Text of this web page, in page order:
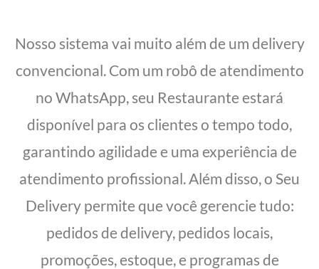
Nosso sistema vai muito além de um delivery
convencional. Com um robô de atendimento
no WhatsApp, seu Restaurante estará
disponível para os clientes o tempo todo,
garantindo agilidade e uma experiência de
atendimento profissional. Além disso, o Seu
Delivery permite que você gerencie tudo:
pedidos de delivery, pedidos locais,
promoções, estoque, e programas de